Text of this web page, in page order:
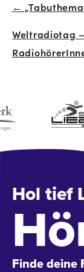
Beitrags-
Navigation
←
Weltradiotag
Hol tief
Finde deine